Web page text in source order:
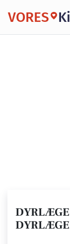
VORES
DYRLÆGE